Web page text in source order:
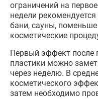
ограничений на
недели
бани, сауны,
косметические
Первый эффект после
пластики можно
через неделю. В
косметического
затем необходимо